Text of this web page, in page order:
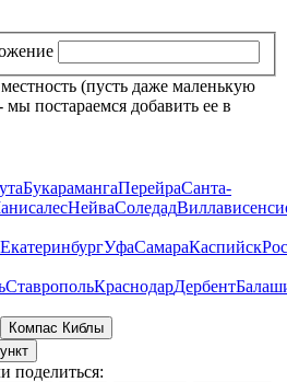
(пусть даже маленькую
постараемся добавить ее в
БукарамангаПерейраСанта-
НейваСоледад
ЕкатеринбургУфаСамараКаспийск
СтавропольКраснодарДербент
Компас Киблы
поделиться: